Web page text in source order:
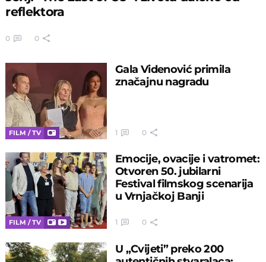
reflektora
0 0
FILM / TV
Gala Videnović primila
značajnu nagradu
1 0
FILM / TV
Emocije, ovacije i vatromet:
Otvoren 50. jubilarni
Festival filmskog scenarija
u Vrnjačkoj Banji
1 0
U „Cvijeti” preko 200